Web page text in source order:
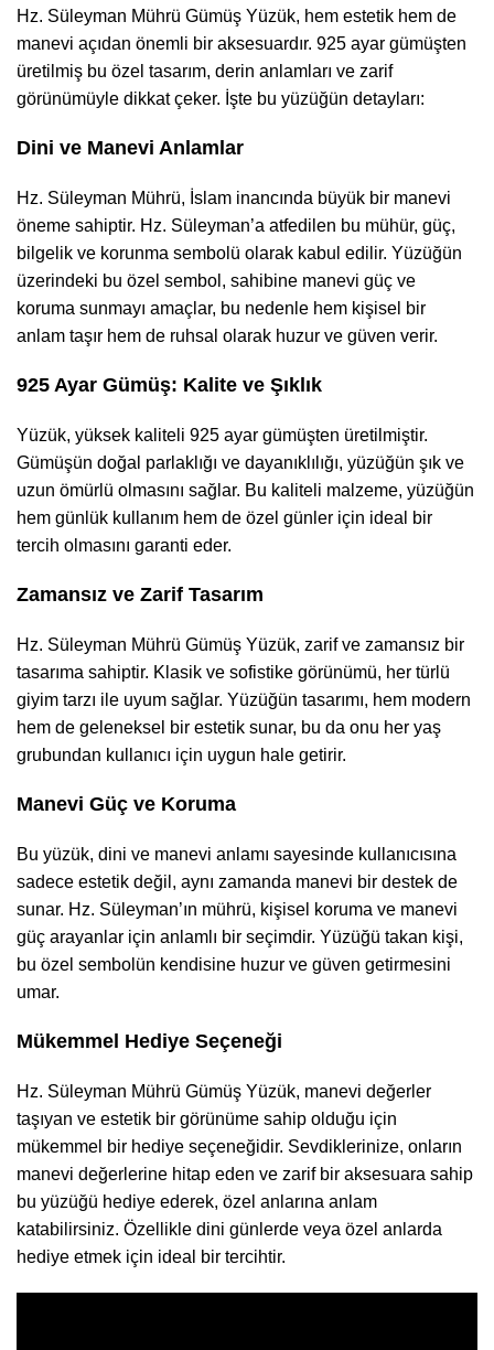
Hz. Süleyman Mührü Gümüş Yüzük, hem estetik hem de
manevi açıdan önemli bir aksesuardır. 925 ayar gümüşten
üretilmiş bu özel tasarım, derin anlamları ve zarif
görünümüyle dikkat çeker. İşte bu yüzüğün detayları:
Dini ve Manevi Anlamlar
Hz. Süleyman Mührü, İslam inancında büyük bir manevi
öneme sahiptir. Hz. Süleyman’a atfedilen bu mühür, güç,
bilgelik ve korunma sembolü olarak kabul edilir. Yüzüğün
üzerindeki bu özel sembol, sahibine manevi güç ve
koruma sunmayı amaçlar, bu nedenle hem kişisel bir
anlam taşır hem de ruhsal olarak huzur ve güven verir.
925 Ayar Gümüş: Kalite ve Şıklık
Yüzük, yüksek kaliteli 925 ayar gümüşten üretilmiştir.
Gümüşün doğal parlaklığı ve dayanıklılığı, yüzüğün şık ve
uzun ömürlü olmasını sağlar. Bu kaliteli malzeme, yüzüğün
hem günlük kullanım hem de özel günler için ideal bir
tercih olmasını garanti eder.
Zamansız ve Zarif Tasarım
Hz. Süleyman Mührü Gümüş Yüzük, zarif ve zamansız bir
tasarıma sahiptir. Klasik ve sofistike görünümü, her türlü
giyim tarzı ile uyum sağlar. Yüzüğün tasarımı, hem modern
hem de geleneksel bir estetik sunar, bu da onu her yaş
grubundan kullanıcı için uygun hale getirir.
Manevi Güç ve Koruma
Bu yüzük, dini ve manevi anlamı sayesinde kullanıcısına
sadece estetik değil, aynı zamanda manevi bir destek de
sunar. Hz. Süleyman’ın mührü, kişisel koruma ve manevi
güç arayanlar için anlamlı bir seçimdir. Yüzüğü takan kişi,
bu özel sembolün kendisine huzur ve güven getirmesini
umar.
Mükemmel Hediye Seçeneği
Hz. Süleyman Mührü Gümüş Yüzük, manevi değerler
taşıyan ve estetik bir görünüme sahip olduğu için
mükemmel bir hediye seçeneğidir. Sevdiklerinize, onların
manevi değerlerine hitap eden ve zarif bir aksesuara sahip
bu yüzüğü hediye ederek, özel anlarına anlam
katabilirsiniz. Özellikle dini günlerde veya özel anlarda
hediye etmek için ideal bir tercihtir.